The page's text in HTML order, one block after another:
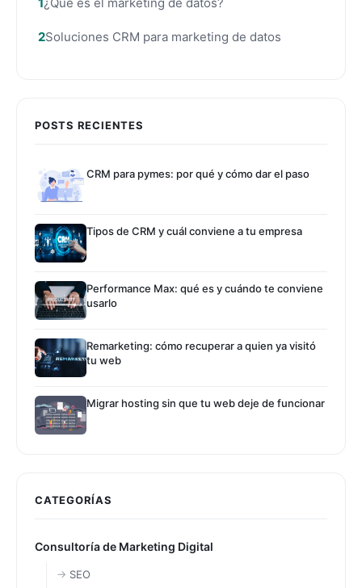
Soluciones CRM para marketing de datos
POSTS RECIENTES
CRM para pymes: por qué y cómo dar el paso
Tipos de CRM y cuál conviene a tu empresa
Performance Max: qué es y cuándo te conviene
usarlo
Remarketing: cómo recuperar a quien ya visitó
tu web
Migrar hosting sin que tu web deje de funcionar
CATEGORÍAS
Consultoría de Marketing Digital
SEO